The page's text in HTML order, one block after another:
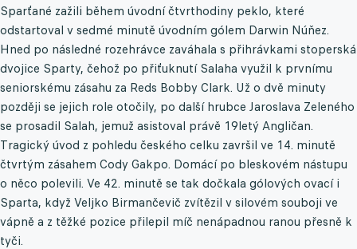
Sparťané zažili během úvodní čtvrthodiny peklo, které
odstartoval v sedmé minutě úvodním gólem Darwin Núňez.
Hned po následné rozehrávce zaváhala s přihrávkami stoperská
dvojice Sparty, čehož po přiťuknutí Salaha využil k prvnímu
seniorskému zásahu za Reds Bobby Clark. Už o dvě minuty
později se jejich role otočily, po další hrubce Jaroslava Zeleného
se prosadil Salah, jemuž asistoval právě 19letý Angličan.
Tragický úvod z pohledu českého celku završil ve 14. minutě
čtvrtým zásahem Cody Gakpo. Domácí po bleskovém nástupu
o něco polevili. Ve 42. minutě se tak dočkala gólových ovací i
Sparta, když Veljko Birmančevič zvítězil v silovém souboji ve
vápně a z těžké pozice přilepil míč nenápadnou ranou přesně k
tyči.